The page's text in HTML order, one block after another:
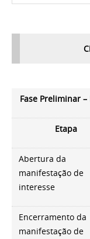
Fase Preliminar
Etapa
Abertura da
manifestação de
interesse
Encerramento da
manifestação de